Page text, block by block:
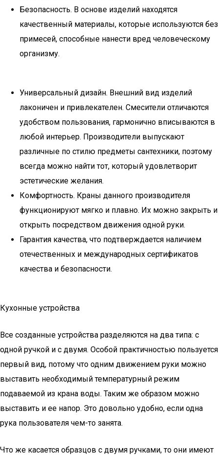
Безопасность. В основе изделий находятся
качественный материалы, которые используются без
примесей, способные нанести вред человеческому
организму.
Универсальный дизайн. Внешний вид изделий
лаконичен и привлекателен. Смесители отличаются
удобством пользования, гармонично вписываются в
любой интерьер. Производители выпускают
различные по стилю предметы сантехники, поэтому
всегда можно найти тот, который удовлетворит
эстетические желания.
Комфортность. Краны данного производителя
функционируют мягко и плавно. Их можно закрыть и
открыть посредством движения одной руки.
Гарантия качества, что подтверждается наличием
отечественных и международных сертификатов
качества и безопасности.
Кухонные устройства
Все созданные устройства разделяются на два типа: с
одной ручкой и с двумя. Особой практичностью пользуется
первый вид, потому что одним движением руки можно
выставить необходимый температурный режим
подаваемой из крана воды. Таким же образом можно
выставить и ее напор. Это довольно удобно, если одна
рука пользователя чем-то занята.
Что же касается образцов с двумя ручками, то они имеют